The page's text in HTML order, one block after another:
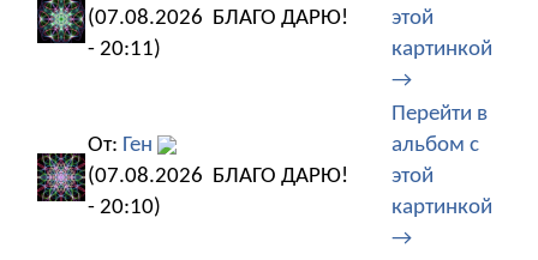
(07.08.2026
- 20:11)
БЛАГО ДАРЮ!
этой
картинкой
→
От: Ген
(07.08.2026
- 20:10)
БЛАГО ДАРЮ!
Перейти в
альбом с
этой
картинкой
→